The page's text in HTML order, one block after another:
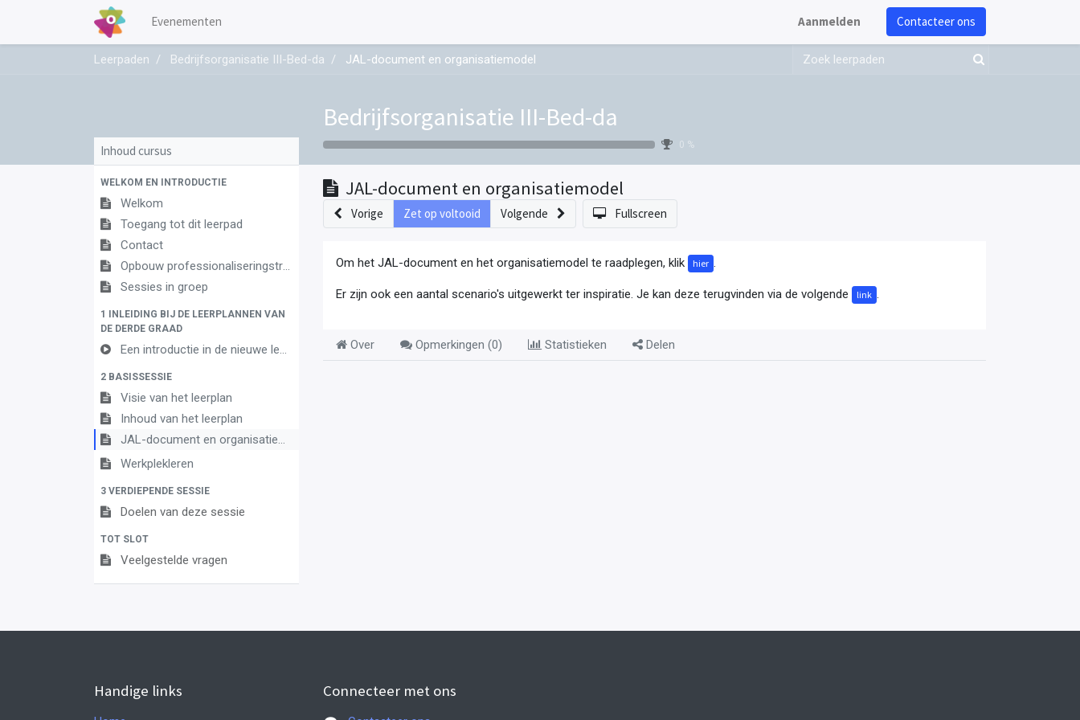
Evenementen Aanmelden Contacteer ons
Leerpaden Bedrijfsorganisatie III-Bed-da JAL-document en organisatiemodel
Bedrijfsorganisatie III-Bed-da
0 %
Inhoud cursus
WELKOM EN INTRODUCTIE
Welkom
Toegang tot dit leerpad
Contact
Opbouw professionaliseringstraject
Sessies in groep
1 INLEIDING BIJ DE LEERPLANNEN VAN
DE DERDE GRAAD
Een introductie in de nieuwe leerplannen van de derde graad
2 BASISSESSIE
Visie van het leerplan
Inhoud van het leerplan
JAL-document en organisatiemodel
Werkplekleren
3 VERDIEPENDE SESSIE
Doelen van deze sessie
TOT SLOT
Veelgestelde vragen
JAL-document en organisatiemodel
Vorige Zet op voltooid Volgende Fullscreen
Om het JAL-document en het organisatiemodel te raadplegen, klik hier
Er zijn ook een aantal scenario's uitgewerkt ter inspiratie. Je kan deze terugvinden via de volgende link
Over Opmerkingen (0) Statistieken Delen
Handige links Connecteer met ons